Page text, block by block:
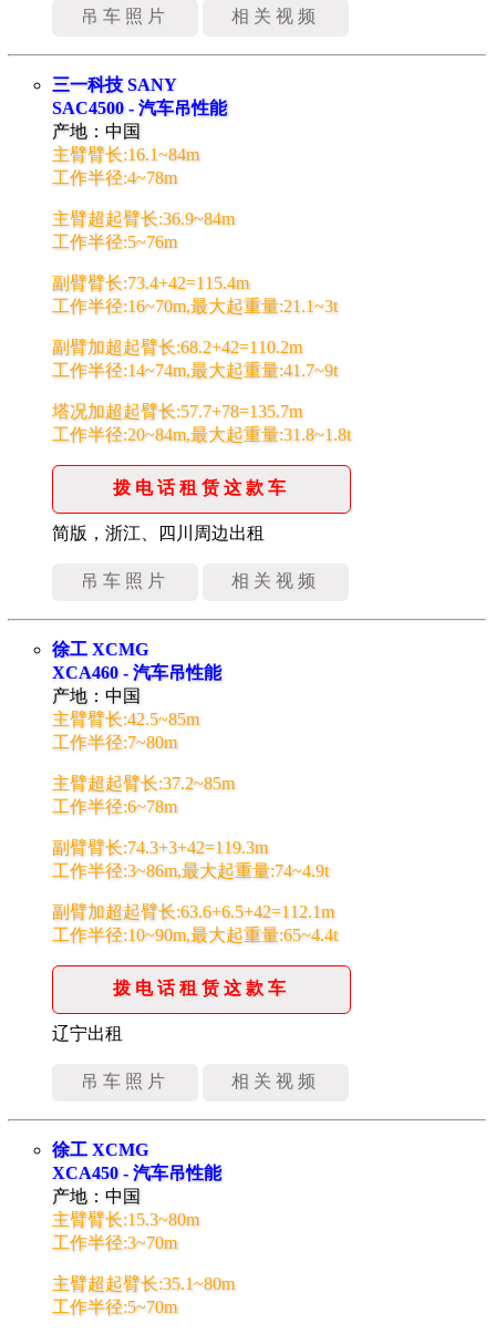
吊车照片 相关视频
三一科技 SANY
SAC4500 - 汽车吊性能
产地：中国
主臂臂长:16.1~84m
工作半径:4~78m
主臂超起臂长:36.9~84m
工作半径:5~76m
副臂臂长:73.4+42=115.4m
工作半径:16~70m,最大起重量:21.1~3t
副臂加超起臂长:68.2+42=110.2m
工作半径:14~74m,最大起重量:41.7~9t
塔况加超起臂长:57.7+78=135.7m
工作半径:20~84m,最大起重量:31.8~1.8t
拨电话租赁这款车
简版，浙江、四川周边出租
吊车照片 相关视频
徐工 XCMG
XCA460 - 汽车吊性能
产地：中国
主臂臂长:42.5~85m
工作半径:7~80m
主臂超起臂长:37.2~85m
工作半径:6~78m
副臂臂长:74.3+3+42=119.3m
工作半径:3~86m,最大起重量:74~4.9t
副臂加超起臂长:63.6+6.5+42=112.1m
工作半径:10~90m,最大起重量:65~4.4t
拨电话租赁这款车
辽宁出租
吊车照片 相关视频
徐工 XCMG
XCA450 - 汽车吊性能
产地：中国
主臂臂长:15.3~80m
工作半径:3~70m
主臂超起臂长:35.1~80m
工作半径:5~70m